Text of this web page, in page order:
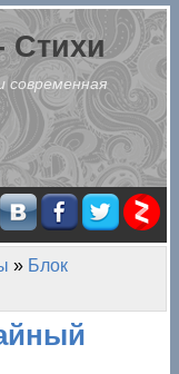
Стихи
современная
» Блок